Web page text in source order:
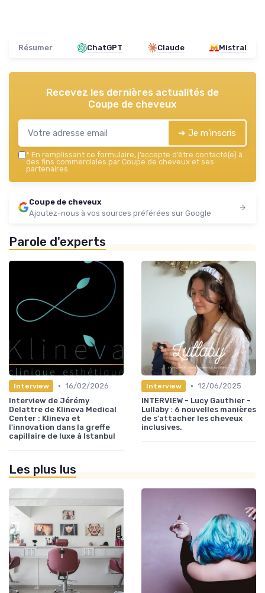
Résumer ChatGPT Claude Mistral
Recevez les dernières actualités de
Coupe de cheveux
➔ Je m'inscris
* En remplissant ce formulaire, j’accepte d’être contacté(e) à
des fins commerciales par Coupe de cheveux et ses
partenaires.
Coupe de cheveux
Ajoutez-nous à vos sources préférées sur Google
Parole d'experts
Interview • 16/02/2026
Interview de Jérémy
Delattre de Klineva Medical
Center : Klineva et
l'innovation dans la greffe
capillaire de luxe à Istanbul
Interview • 12/06/2025
INTERVIEW - Lucy Gauthier -
Lullaby : 6 nouvelles manières
de s'attacher les cheveux
inclusives.
Les plus lus